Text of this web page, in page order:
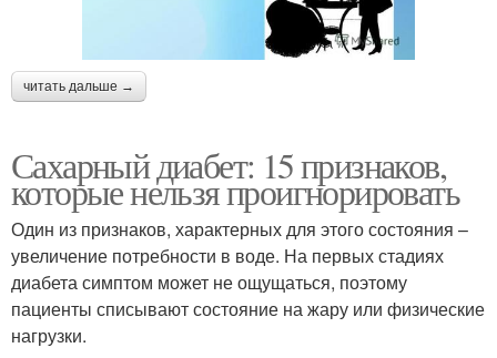
читать дальше →
Сахарный диабет: 15 признаков,
которые нельзя проигнорировать
Один из признаков, характерных для этого состояния –
увеличение потребности в воде. На первых стадиях
диабета симптом может не ощущаться, поэтому
пациенты списывают состояние на жару или физические
нагрузки.